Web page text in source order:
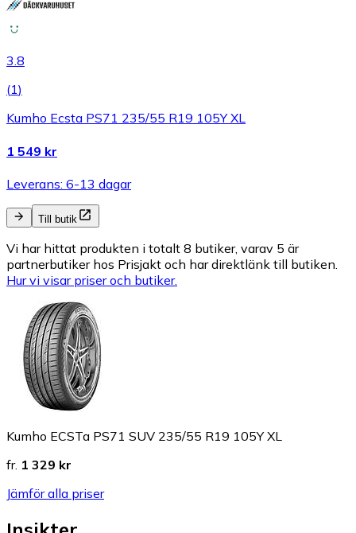
3.8
(1)
Kumho Ecsta PS71 235/55 R19 105Y XL
1 549 kr
Leverans: 6-13 dagar
Till butik
Vi har hittat produkten i totalt 8 butiker, varav 5 är
partnerbutiker hos Prisjakt och har direktlänk till butiken.
Hur vi visar priser och butiker.
Kumho ECSTa PS71 SUV 235/55 R19 105Y XL
fr. 1 329 kr
Jämför alla priser